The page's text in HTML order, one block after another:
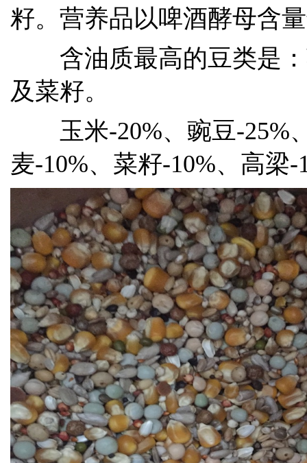
籽。营养品以啤酒酵母含
含油质最高的豆类是：
及菜籽。
玉米-20%、豌豆-25%
麦-10%、菜籽-10%、高梁